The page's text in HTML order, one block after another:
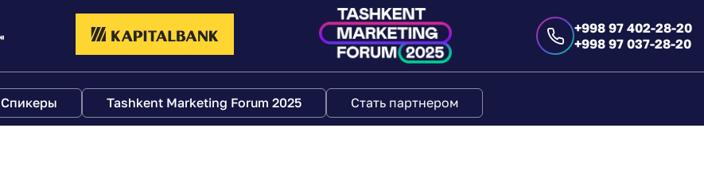
+998 97 402-28-20
+998 97 037-28-20
Спикеры Tashkent Marketing Forum 2025 Стать партнером